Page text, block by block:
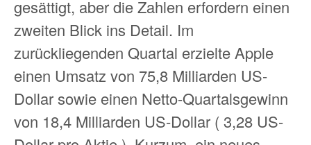
gesättigt, aber die Zahlen erfordern einen
zweiten Blick ins Detail. Im
zurückliegenden Quartal erzielte Apple
einen Umsatz von 75,8 Milliarden US-
Dollar sowie einen Netto-Quartalsgewinn
von 18,4 Milliarden US-Dollar ( 3,28 US-